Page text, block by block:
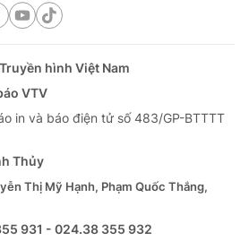
hình Việt Nam
VTV
in và báo điện tử số 483/GP-BTTTT
Thủy
Thị Mỹ Hạnh, Phạm Quốc Thắng,
931 - 024.38 355 932